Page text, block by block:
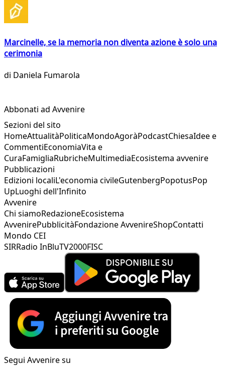
Marcinelle, se la memoria non diventa azione è solo una
cerimonia
di Daniela Fumarola
Abbonati ad Avvenire
Sezioni del sito
HomeAttualitàPoliticaMondoAgoràPodcastChiesaIdee e
CommentiEconomiaVita e
CuraFamigliaRubricheMultimediaEcosistema avvenire
Pubblicazioni
Edizioni localiL'economia civileGutenbergPopotusPop
UpLuoghi dell'Infinito
Avvenire
Chi siamoRedazioneEcosistema
AvvenirePubblicitàFondazione AvvenireShopContatti
Mondo CEI
SIRRadio InBluTV2000FISC
Segui Avvenire su